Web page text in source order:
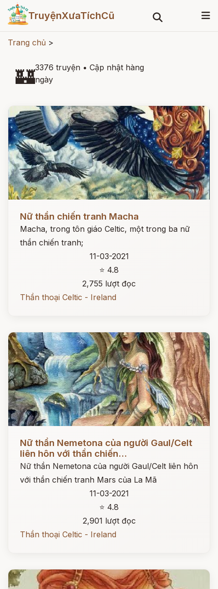
TruyệnXưaTíchCũ
Trang chủ >
🏰3376 truyện • Cập nhật hàng
ngày
Nữ thần chiến tranh Macha
Macha, trong tôn giáo Celtic, một trong ba nữ
thần chiến tranh;
11-03-2021
⭐ 4.8
2,755 lượt đọc
Thần thoại Celtic - Ireland
Nữ thần Nemetona của người Gaul/Celt
liên hôn với thần chiến...
Nữ thần Nemetona của người Gaul/Celt liên hôn
với thần chiến tranh Mars của La Mã
11-03-2021
⭐ 4.8
2,901 lượt đọc
Thần thoại Celtic - Ireland